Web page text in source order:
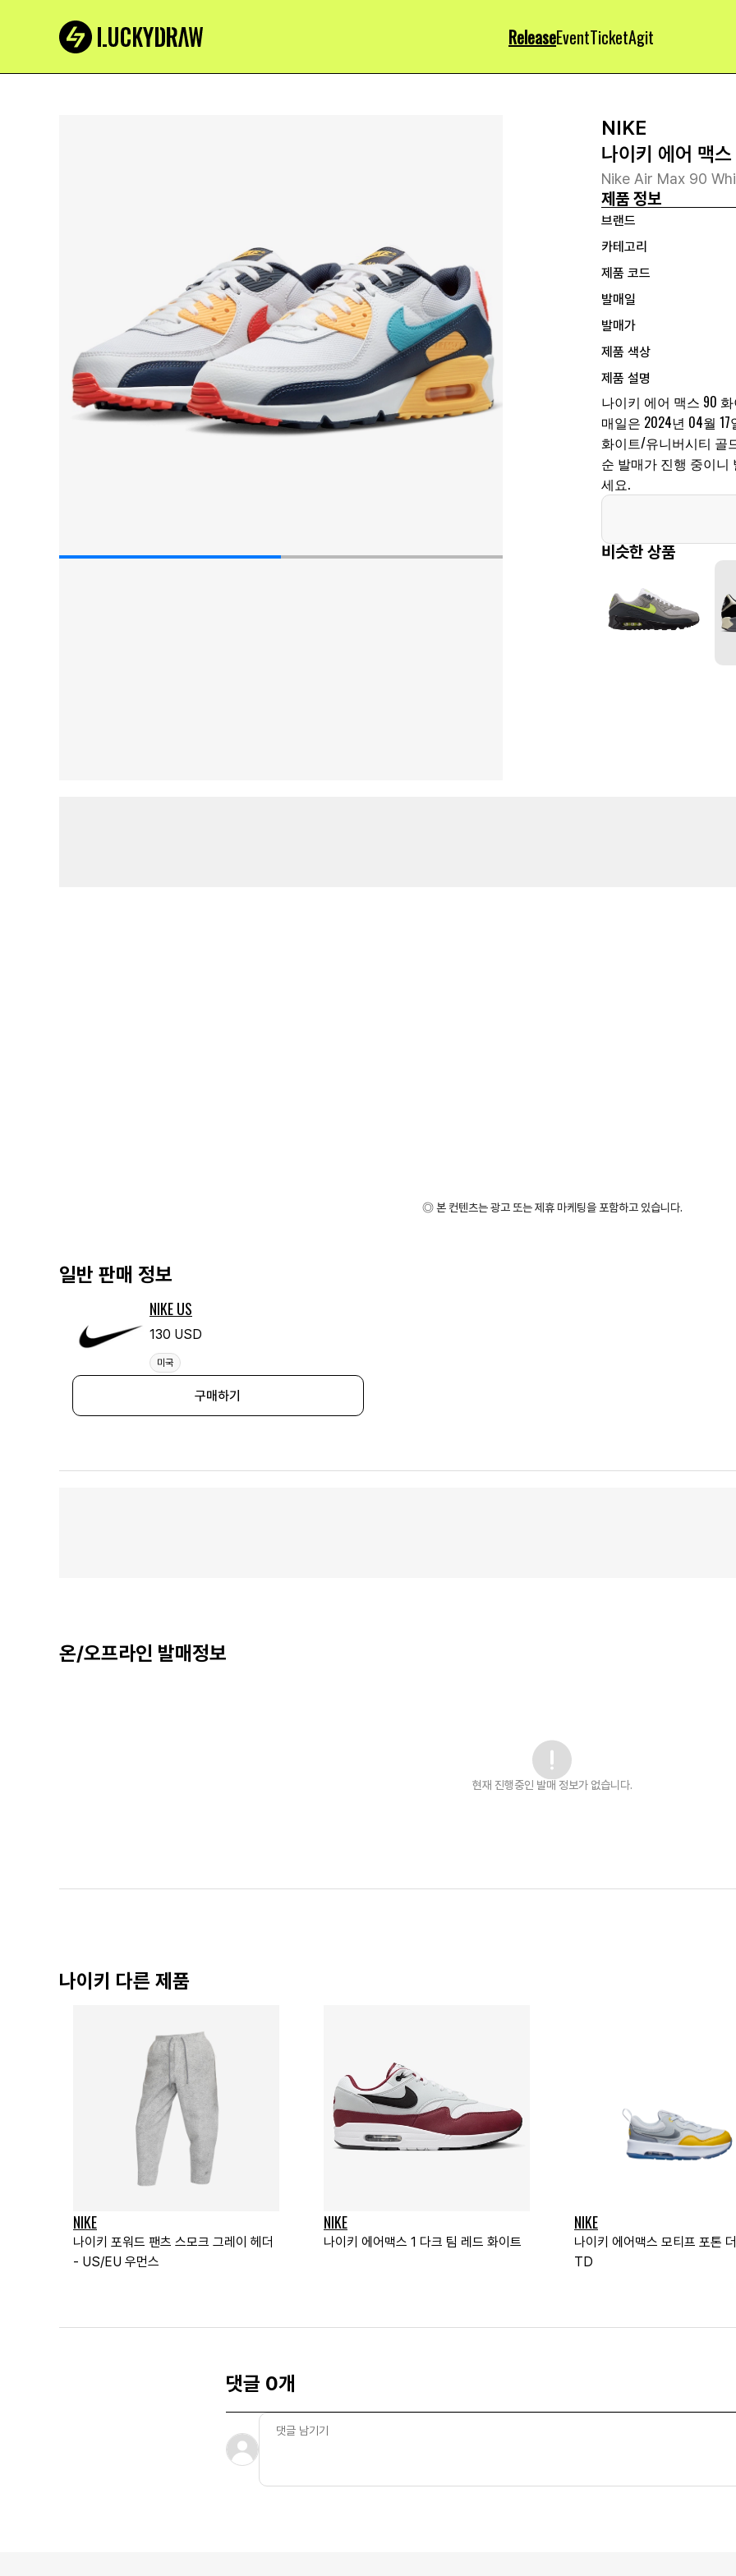
ReleaseEventTicketAgit
NIKE
나이키 에어 맥
Nike Air Max 90
제품 정보
브랜드
카테고리
제품 코드
발매일
발매가
제품 색상
제품 설명
나이키 에어 맥스 90
매일은 2024년 04월 17
화이트/유니버시티 골
순 발매가 진행 중이니
세요.
비슷한 상품
◎ 본 컨텐츠는 광고 또는 제휴 마케팅을 포함하고 있습니다.
일반 판매 정보
NIKE US
130 USD
미국
구매하기
온/오프라인 발매정보
현재 진행중인 발매 정보가 없습니다.
나이키 다른 제품
NIKE
나이키 포워드 팬츠 스모크 그레이 헤더
- US/EU 우먼스
NIKE
나이키 에어맥스 1 다크 팀 레드 화이트
NIKE
나이키 에어맥스 모티프 포톤
TD
댓글 0개